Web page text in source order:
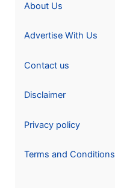
About Us
Advertise With Us
Contact us
Disclaimer
Privacy policy
Terms and Conditions